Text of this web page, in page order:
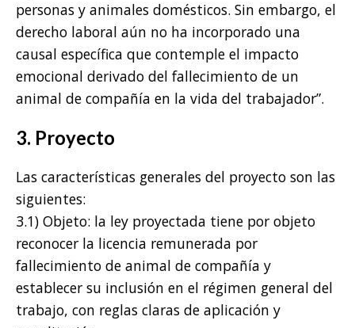
personas y animales domésticos. Sin embargo, el
derecho laboral aún no ha incorporado una
causal específica que contemple el impacto
emocional derivado del fallecimiento de un
animal de compañía en la vida del trabajador”.
3. Proyecto
Las características generales del proyecto son las
siguientes:
3.1) Objeto: la ley proyectada tiene por objeto
reconocer la licencia remunerada por
fallecimiento de animal de compañía y
establecer su inclusión en el régimen general del
trabajo, con reglas claras de aplicación y